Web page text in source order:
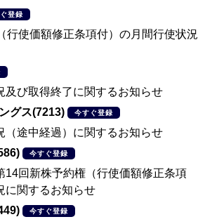
登録
行使価額修正条項付）の月間行使状況
及び取得終了に関するお知らせ
グス(7213)
今すぐ登録
（途中経過）に関するお知らせ
今すぐ登録
14回新株予約権（行使価額修正条項
に関するお知らせ
今すぐ登録